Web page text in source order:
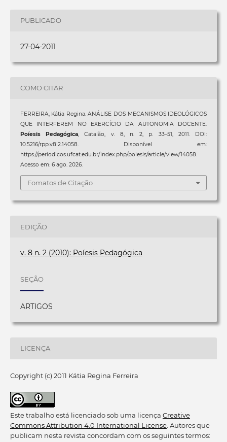
PUBLICADO
27-04-2011
COMO CITAR
FERREIRA, Kátia Regina. ANÁLISE DOS MECANISMOS IDEOLÓGICOS
QUE INTERFEREM NO EXERCÍCIO DA AUTONOMIA DOCENTE.
Poíesis Pedagógica, Catalão, v. 8, n. 2, p. 33–51, 2011. DOI:
10.5216/rpp.v8i2.14058. Disponível em:
https://periodicos.ufcat.edu.br/index.php/poiesis/article/view/14058.
Acesso em: 6 ago. 2026.
Fomatos de Citação
EDIÇÃO
v. 8 n. 2 (2010): Poíesis Pedagógica
SEÇÃO
ARTIGOS
LICENÇA
Copyright (c) 2011 Kátia Regina Ferreira
Este trabalho está licenciado sob uma licença Creative
Commons Attribution 4.0 International License. Autores que
publicam nesta revista concordam com os seguintes termos: